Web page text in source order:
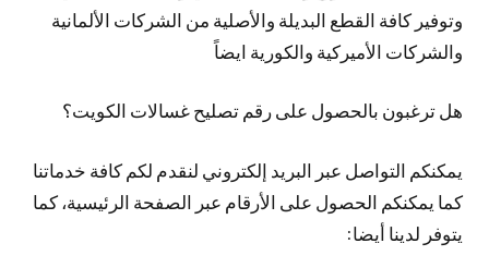
وتوفير كافة القطع البديلة والأصلية من الشركات الألمانية
والشركات الأميركية والكورية ايضاً
هل ترغبون بالحصول على رقم تصليح غسالات الكويت؟
يمكنكم التواصل عبر البريد إلكتروني لنقدم لكم كافة خدماتنا
كما يمكنكم الحصول على الأرقام عبر الصفحة الرئيسية، كما
يتوفر لدينا أيضا: